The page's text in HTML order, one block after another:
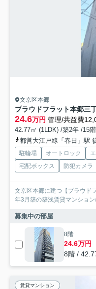
文京区本郷
プラウドフラット本郷三
24.6万円 管理/共益費
42.77㎡ (1LDK) /築2年 /15
都営大江戸線「春日」駅
駐輪場 オートロック
宅配ボックス
防犯カメラ
文京区本郷に建つ【プラウド
年3月築の築浅賃貸マンショ
募集中の部屋
8階
24.6万円
8階 /
賃貸マンション